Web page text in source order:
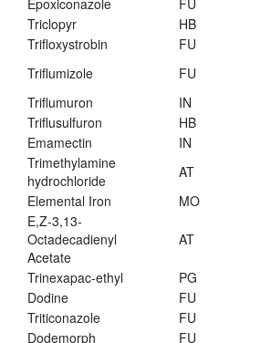
Epoxiconazole
FU
Triclopyr
HB
Trifloxystrobin
FU
Triflumizole
FU
Triflumuron
IN
Triflusulfuron
HB
Emamectin
IN
Trimethylamine
hydrochloride
AT
Elemental Iron
MO
E,Z-3,13-
Octadecadienyl
Acetate
AT
Trinexapac-ethyl PG
Dodine
FU
Triticonazole
FU
Dodemorph
FU